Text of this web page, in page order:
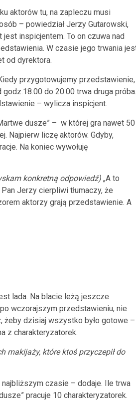
aktorów tu, na zapleczu musi
– powiedział Jerzy Gutarowski,
inspicjentem. To on czuwa nad
W czasie jego trwania
od dyrektora.
przygotowujemy przedstawienie,
do 20.00 trwa druga próba.
– wylicza inspicjent.
dusze” – w której gra nawet 50
Najpierw liczę aktorów. Gdyby,
Na koniec wywołuję
konkretną odpowiedź) „A to
Jerzy cierpliwi tłumaczy, że
aktorzy grają przedstawienie. A
lada. Na blacie leżą jeszcze
wczorajszym przedstawieniu, nie
żeby dzisiaj wszystko było gotowe –
z charakteryzatorek.
makijaży, które ktoś przyczepił do
czasie – dodaje. Ile trwa
pracuje 10 charakteryzatorek.